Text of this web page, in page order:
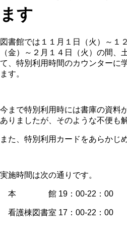
ます
図書館では１１月１日（火）～１
（金）～２月１４日（火）の間、
て、特別利用時間のカウンターに
ます。
今まで特別利用時には書庫の資料
ありましたが、そのような不便も
また、特別利用カードをあらかじ
実施時間は次の通りです。
本 館 19：00-22：00
看護棟図書室 17：00-22：00